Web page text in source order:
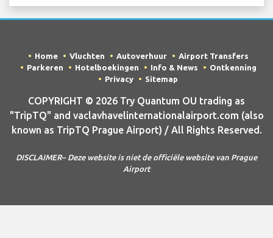
Home Vluchten Autoverhuur
Airport Transfers
Parkeren
Hotelboekingen Info & News
Ontkenning
Privacy
Sitemap
COPYRIGHT © 2026 Try Quantum OU trading as
"TripTQ" and vaclavhavelinternationalairport.com (also
known as TripTQ Prague Airport) / All Rights Reserved.
DISCLAIMER– Deze website is niet de officiële website van Prague
Airport